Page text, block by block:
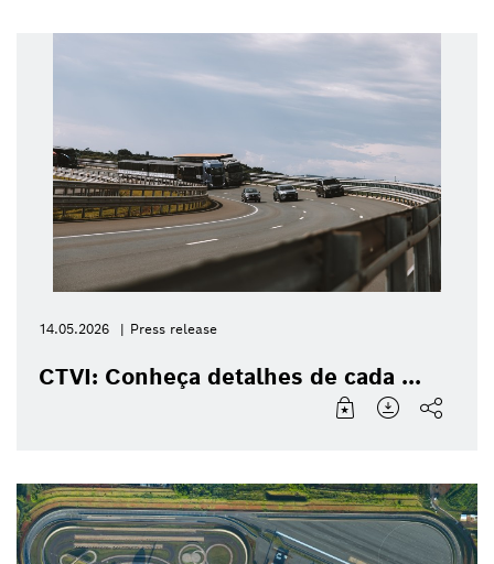
14.05.2026 Press release
CTVI: Conheça detalhes de cada ...